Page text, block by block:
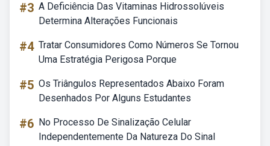
#3 A Deficiência Das Vitaminas Hidrossolúveis
Determina Alterações Funcionais
#4 Tratar Consumidores Como Números Se Tornou
Uma Estratégia Perigosa Porque
#5 Os Triângulos Representados Abaixo Foram
Desenhados Por Alguns Estudantes
#6 No Processo De Sinalização Celular
Independentemente Da Natureza Do Sinal